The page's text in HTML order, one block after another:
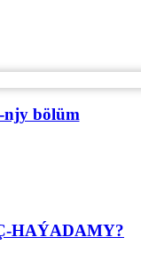
njy bölüm
HАÝADАMY?